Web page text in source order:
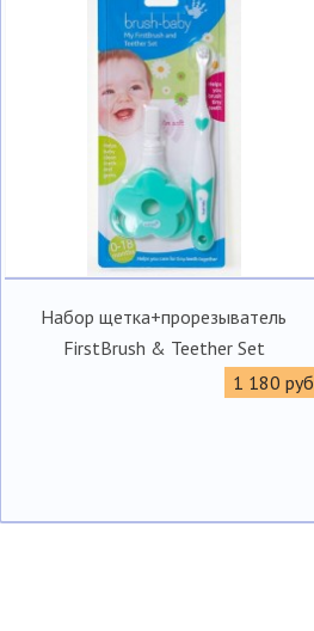
Набор щетка+прорезыватель
FirstBrush & Teether Set
1 180 руб